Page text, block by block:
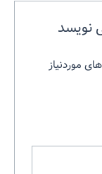
نویسد
موردنیاز